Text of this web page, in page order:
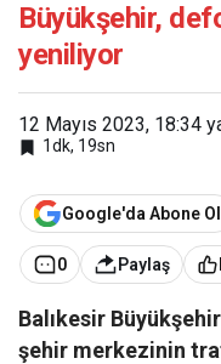
Büyükşehir,
yeniliyor
12 Mayıs 2023, 18:34
1dk, 19sn
Google'da Abone Ol
0 Paylaş
Balıkesir
şehir merkezinin